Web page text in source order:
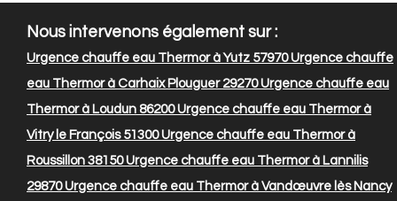
Nous intervenons également sur :
Urgence chauffe eau Thermor à Yutz 57970Urgence chauffe
eau Thermor à Carhaix Plouguer 29270Urgence chauffe eau
Thermor à Loudun 86200Urgence chauffe eau Thermor à
Vitry le François 51300Urgence chauffe eau Thermor à
Roussillon 38150Urgence chauffe eau Thermor à Lannilis
29870Urgence chauffe eau Thermor à Vandœuvre lès Nancy